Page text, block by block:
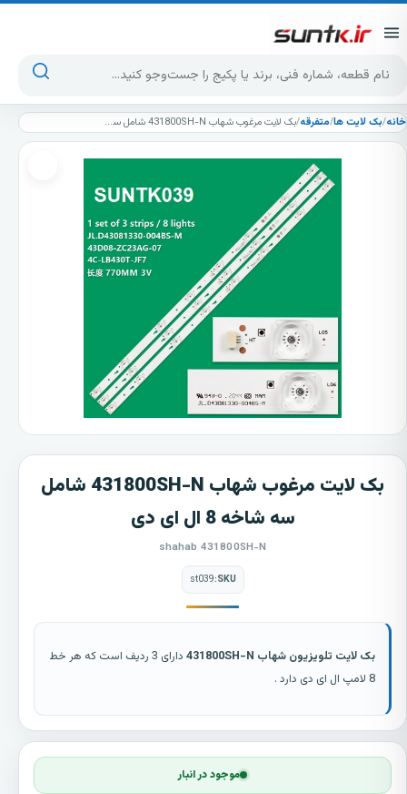
جست‌وجوی محصولات
خانه/بک لایت ها/متفرقه/ بک لایت مرغوب شهاب 431800SH-N شامل سه شاخه 8 ال ای دی
موجود در انبار
بک لایت مرغوب شهاب 431800SH-N شامل
سه شاخه 8 ال ای دی
shahab 431800SH-N
SKU:
st039
بک لایت تلویزیون شهاب 431800SH-N
دارای 3 ردیف است که هر خط
8 لامپ ال ای دی دارد .